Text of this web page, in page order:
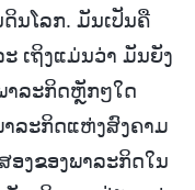
ນໂລກ. ມັນເປັນຄື
ເຖິງແມ່ນວ່າ ມັນຍັງ
າລະກິດຫຼັກໆໃດ
ລະກິດແຫ່ງສົງຄາມ
ອງຂອງພາລະກິດໃນ